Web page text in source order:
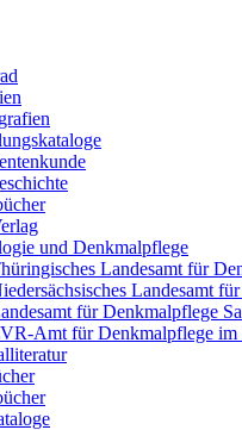
und Denkmalpflege
Landesamt für
Landesamt
für Denkmalpflege
Amt für Denkmalpflege im